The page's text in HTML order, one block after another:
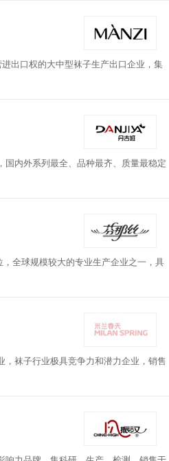
出口权的大中型袜子生产出口企业，集
内外系列最全、品种最齐、质量最稳定
全球规模较大的专业生产企业之一，具
袜子行业极具竞争力和潜力企业，销售